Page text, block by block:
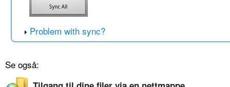
Problem with sync?
Se også: